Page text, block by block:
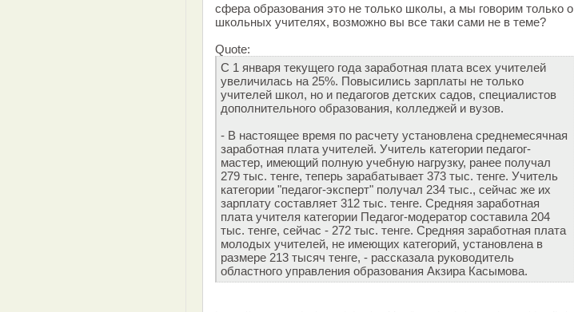
сфера образования это не только школы, а мы говорим только о
школьных учителях, возможно вы все таки сами не в теме?
Quote:
С 1 января текущего года заработная плата всех учителей
увеличилась на 25%. Повысились зарплаты не только
учителей школ, но и педагогов детских садов, специалистов
дополнительного образования, колледжей и вузов.
- В настоящее время по расчету установлена среднемесячная
заработная плата учителей. Учитель категории педагог-
мастер, имеющий полную учебную нагрузку, ранее получал
279 тыс. тенге, теперь зарабатывает 373 тыс. тенге. Учитель
категории "педагог-эксперт" получал 234 тыс., сейчас же их
зарплату составляет 312 тыс. тенге. Средняя заработная
плата учителя категории Педагог-модератор составила 204
тыс. тенге, сейчас - 272 тыс. тенге. Средняя заработная плата
молодых учителей, не имеющих категорий, установлена в
размере 213 тысяч тенге, - рассказала руководитель
областного управления образования Акзира Касымова.